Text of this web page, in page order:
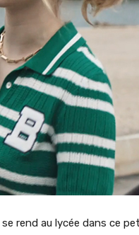
se rend au lycée dans ce